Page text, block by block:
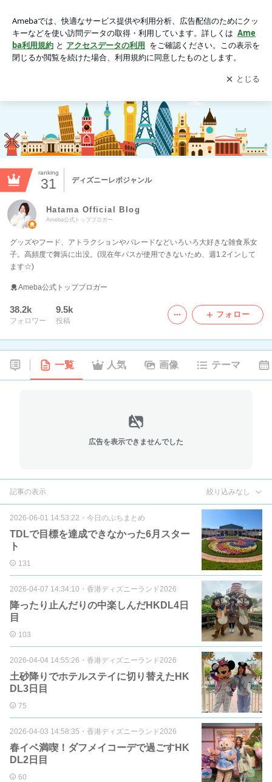
アプリをダウンロードして ブログの更新通知
を受け取りまし
ょう。
開く
ranking
31 ディズニーレポジャンル
Hatama Official Blog
Ameba公式トップブロガー
グッズやフード、アトラクションやパレードなどいろいろ大好きな雑食系女
子。高頻度で舞浜に出没。(現在年パスが使用できないため、週1.2インして
ます☆)
Ameba公式トップブロガー
38.2k
フォロワー
9.5k
投稿
フォロー
一覧 人気 画像 テーマ
広告を表示できませんでした
記事の表示 絞り込みなし
2026-06-01 14:53:22 ・ 今日のぷちまとめ
TDLで目標を達成できなかった6月スター
ト
131
2026-04-07 14:34:10 ・ 香港ディズニーランド2026
降ったり止んだりの中楽しんだHKDL4日
目
103
2026-04-04 14:55:26 ・ 香港ディズニーランド2026
土砂降りでホテルステイに切り替えたHK
DL3日目
75
2026-04-03 14:58:35 ・ 香港ディズニーランド2026
春イベ満喫！ダフメイコーデで過ごすHK
DL2日目
60